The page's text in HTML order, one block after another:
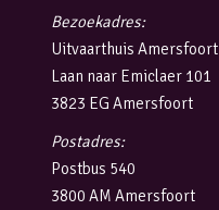
Bezoekadres:
Uitvaarthuis Amersfoort
Laan naar Emiclaer 101
3823 EG Amersfoort
Postadres:
Postbus 540
3800 AM Amersfoort